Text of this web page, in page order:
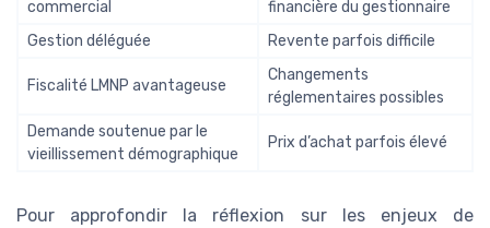
commercial
financière du gestionnaire
Gestion déléguée
Revente parfois difficile
Fiscalité LMNP avantageuse
Changements
réglementaires possibles
Demande soutenue par le
vieillissement démographique
Prix d’achat parfois élevé
Pour approfondir la réflexion sur les enjeux de